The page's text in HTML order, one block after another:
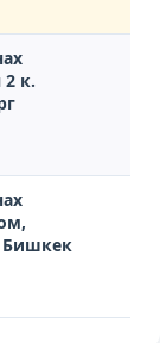
2 к.
Бишкек